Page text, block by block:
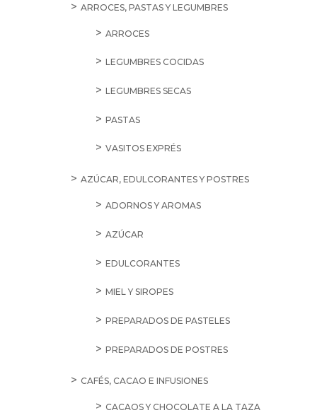
ARROCES, PASTAS Y LEGUMBRES
ARROCES
LEGUMBRES COCIDAS
LEGUMBRES SECAS
PASTAS
VASITOS EXPRÉS
AZÚCAR, EDULCORANTES Y POSTRES
ADORNOS Y AROMAS
AZÚCAR
EDULCORANTES
MIEL Y SIROPES
PREPARADOS DE PASTELES
PREPARADOS DE POSTRES
CAFÉS, CACAO E INFUSIONES
CACAOS Y CHOCOLATE A LA TAZA